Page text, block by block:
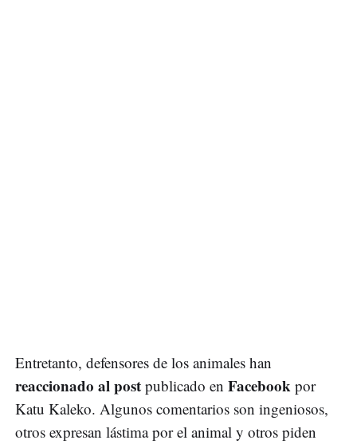
Entretanto, defensores de los animales han
reaccionado al post publicado en Facebook por
Katu Kaleko. Algunos comentarios son ingeniosos,
otros expresan lástima por el animal y otros piden